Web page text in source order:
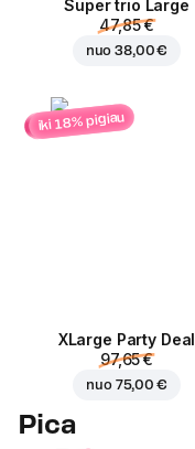
Super trio Large
47,85 €
nuo38,00 €
iki 18% pigiau
ХLarge Party Deal
97,65 €
nuo 75,00 €
Pica